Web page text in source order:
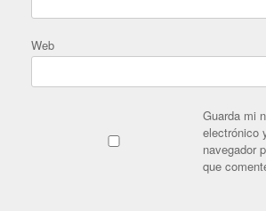
Web
Guarda mi
electrónico
navegador
que